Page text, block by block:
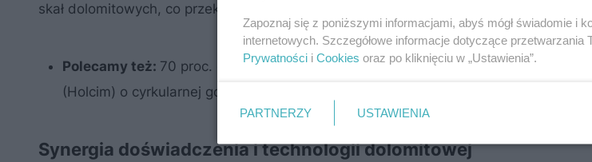
skał dolomitowych, co przekłada się na wyjątkowe parametry robocze i estetyczne
Polecamy też: 70 proc. odpadów budowlanych w Polsce znika w szarej strefie.
(Holcim) o cyrkularnej gospodarce odpadami i dekarbonizacji przemysłu
Synergia doświadczenia i technologii dolomitowej
Zapoznaj się z poniższymi informacjami, abyś mógł świadomie i
internetowych. Szczegółowe informacje dotyczące przetwarzania
Prywatności i Cookies oraz po kliknięciu w „Ustawienia”.
PARTNERZY USTAWIENIA